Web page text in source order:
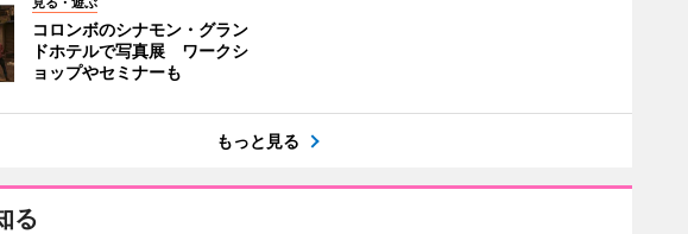
コロンボのシナモン・グラン
ドホテルで写真展 ワークシ
ョップやセミナーも
もっと見る
る